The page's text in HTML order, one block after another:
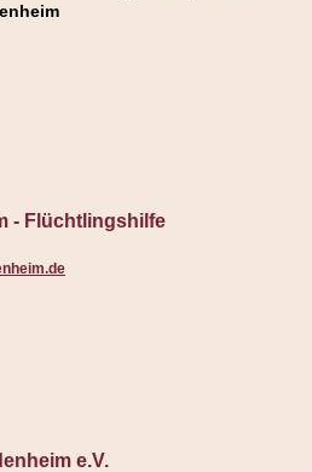
- Flüchtlingshilfe
e.V.